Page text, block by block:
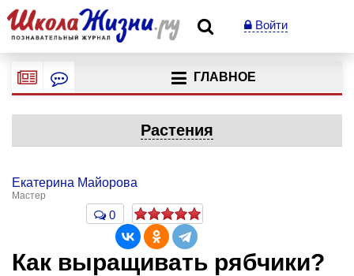
Войти
ГЛАВНОЕ
Растения
Екатерина Майорова
Мастер
0
Как выращивать рябчики?